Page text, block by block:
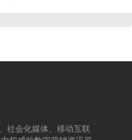
控制信号：开关量控制
容AC24V到AC220V；
、4-20mA等多种信
社会化媒体、移动互联